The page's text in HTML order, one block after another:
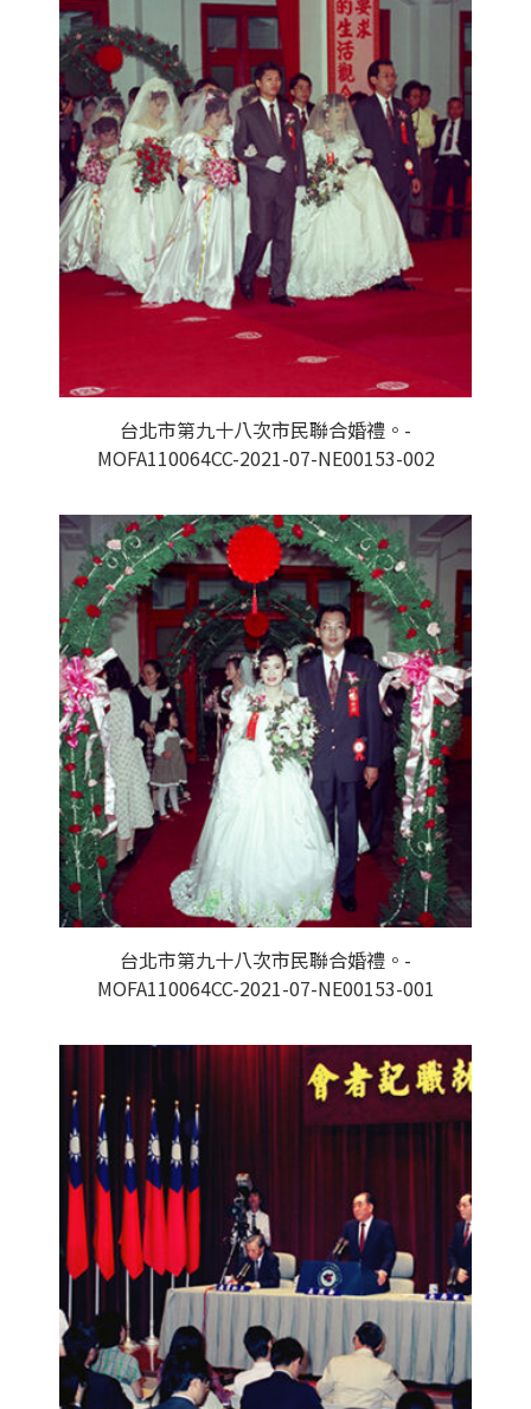
台北市第九十八次市民聯合婚禮。-
MOFA110064CC-2021-07-NE00153-002
台北市第九十八次市民聯合婚禮。-
MOFA110064CC-2021-07-NE00153-001